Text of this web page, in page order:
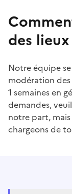
des
Notre équipe
modération des
1 semaines en
demandes,
notre part, mais
chargeons de